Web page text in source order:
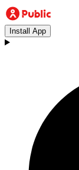
Install App